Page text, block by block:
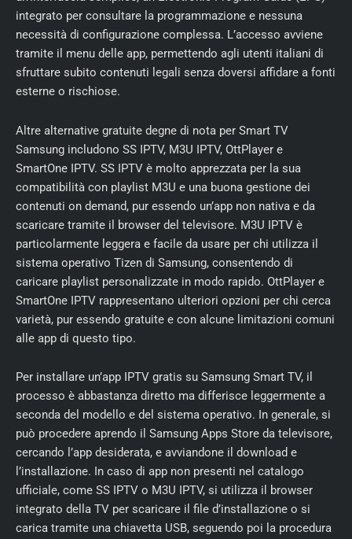
integrato per consultare la programmazione e nessuna
necessità di configurazione complessa. L’accesso avviene
tramite il menu delle app, permettendo agli utenti italiani di
sfruttare subito contenuti legali senza doversi affidare a fonti
esterne o rischiose.
Altre alternative gratuite degne di nota per Smart TV
Samsung includono SS IPTV, M3U IPTV, OttPlayer e
SmartOne IPTV. SS IPTV è molto apprezzata per la sua
compatibilità con playlist M3U e una buona gestione dei
contenuti on demand, pur essendo un’app non nativa e da
scaricare tramite il browser del televisore. M3U IPTV è
particolarmente leggera e facile da usare per chi utilizza il
sistema operativo Tizen di Samsung, consentendo di
caricare playlist personalizzate in modo rapido. OttPlayer e
SmartOne IPTV rappresentano ulteriori opzioni per chi cerca
varietà, pur essendo gratuite e con alcune limitazioni comuni
alle app di questo tipo.
Per installare un’app IPTV gratis su Samsung Smart TV, il
processo è abbastanza diretto ma differisce leggermente a
seconda del modello e del sistema operativo. In generale, si
può procedere aprendo il Samsung Apps Store da televisore,
cercando l’app desiderata, e avviandone il download e
l’installazione. In caso di app non presenti nel catalogo
ufficiale, come SS IPTV o M3U IPTV, si utilizza il browser
integrato della TV per scaricare il file d’installazione o si
carica tramite una chiavetta USB, seguendo poi la procedura